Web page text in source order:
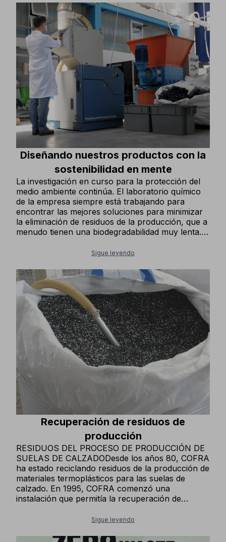
electricidad de unas 500 viviendas. Evitamos emitir
más de 800 toneladas de CO₂ a la atmósfera cada
año y alrededor de 16.000 toneladas en veinte
años.
Diseñando nuestros productos con la
sostenibilidad en mente
La investigación en curso para la protección del
medio ambiente continúa. El laboratorio químico
de la empresa siempre está trabajando para
encontrar las mejores soluciones para minimizar
la eliminación de residuos de la producción, que a
menudo tienen una biodegradabilidad muy lenta.
de calzado se fabrican actualmente con un
mejorando sus ya excelentes propiedades
mecánicas. Diseñamos las partes superiores de
nuestro calzado para minimizar los residuos de
producción. Hemos introducido gradualmente
más y más prendas de vestir en nuestra colección
hechas de telas recicladas y certificadas por
OEKO-TEX®, asegurando procesos de
producción no tóxicos y eco-sostenibles. En
algunas de nuestras prendas de vestir, utilizamos
MODAL®,una fibra de madera alternativa a las
fibras sintéticas, producida a través de una
cadena de suministro sostenible y limpia.
Sigue leyendo
Recuperación de residuos de
producción
RESIDUOS DEL PROCESO DE PRODUCCIÓN DE
SUELAS DE CALZADODesde los años 80, COFRA
ha estado reciclando residuos de la producción de
materiales termoplásticos para las suelas de
calzado. En 1995, COFRA comenzó una
instalación que permitía la recuperación de
termoestable) para producir uno de nuestros
ha sido una de las pocas en toda Europa y ha
Sigue leyendo